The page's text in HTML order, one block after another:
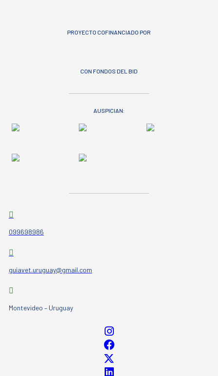
PROYECTO COFINANCIADO POR
CON FONDOS DEL BID
AUSPICIAN:
099698986
guiavet.uruguay@gmail.com
Montevideo – Uruguay